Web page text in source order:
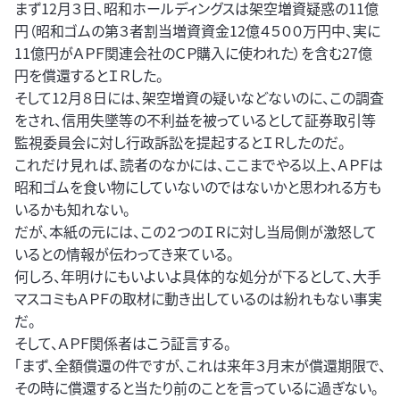
まず12月３日、昭和ホールディングスは架空増資疑惑の11億
円（昭和ゴムの第３者割当増資資金12億４５００万円中、実に
11億円がＡＰＦ関連会社のＣＰ購入に使われた）を含む27億
円を償還するとＩＲした。
そして12月８日には、架空増資の疑いなどないのに、この調査
をされ、信用失墜等の不利益を被っているとして証券取引等
監視委員会に対し行政訴訟を提起するとＩＲしたのだ。
これだけ見れば、読者のなかには、ここまでやる以上、ＡＰＦは
昭和ゴムを食い物にしていないのではないかと思われる方も
いるかも知れない。
だが、本紙の元には、この２つのＩＲに対し当局側が激怒して
いるとの情報が伝わってき来ている。
何しろ、年明けにもいよいよ具体的な処分が下るとして、大手
マスコミもＡＰＦの取材に動き出しているのは紛れもない事実
だ。
そして、ＡＰＦ関係者はこう証言する。
「まず、全額償還の件ですが、これは来年３月末が償還期限で、
その時に償還すると当たり前のことを言っているに過ぎない。